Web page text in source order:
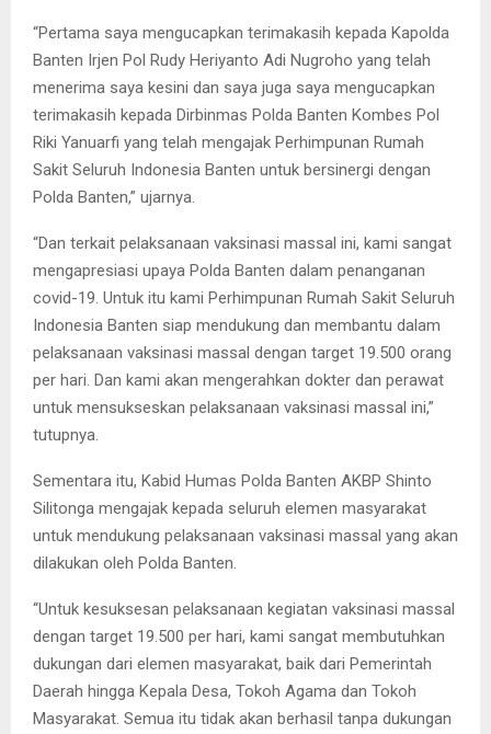
“Pertama saya mengucapkan terimakasih kepada Kapolda
Banten Irjen Pol Rudy Heriyanto Adi Nugroho yang telah
menerima saya kesini dan saya juga saya mengucapkan
terimakasih kepada Dirbinmas Polda Banten Kombes Pol
Riki Yanuarfi yang telah mengajak Perhimpunan Rumah
Sakit Seluruh Indonesia Banten untuk bersinergi dengan
Polda Banten,” ujarnya.
“Dan terkait pelaksanaan vaksinasi massal ini, kami sangat
mengapresiasi upaya Polda Banten dalam penanganan
covid-19. Untuk itu kami Perhimpunan Rumah Sakit Seluruh
Indonesia Banten siap mendukung dan membantu dalam
pelaksanaan vaksinasi massal dengan target 19.500 orang
per hari. Dan kami akan mengerahkan dokter dan perawat
untuk mensukseskan pelaksanaan vaksinasi massal ini,”
tutupnya.
Sementara itu, Kabid Humas Polda Banten AKBP Shinto
Silitonga mengajak kepada seluruh elemen masyarakat
untuk mendukung pelaksanaan vaksinasi massal yang akan
dilakukan oleh Polda Banten.
“Untuk kesuksesan pelaksanaan kegiatan vaksinasi massal
dengan target 19.500 per hari, kami sangat membutuhkan
dukungan dari elemen masyarakat, baik dari Pemerintah
Daerah hingga Kepala Desa, Tokoh Agama dan Tokoh
Masyarakat. Semua itu tidak akan berhasil tanpa dukungan